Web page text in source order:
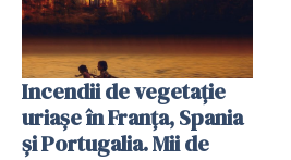
Incendii de vegetație
uriașe în Franța, Spania
și Portugalia. Mii de